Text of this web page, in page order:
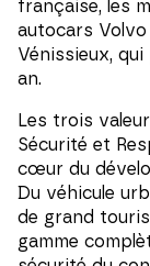
française, les
autocars
Vénissieux,
an.
Les trois
Sécurité et
cœur du
Du véhicule
de grand
gamme